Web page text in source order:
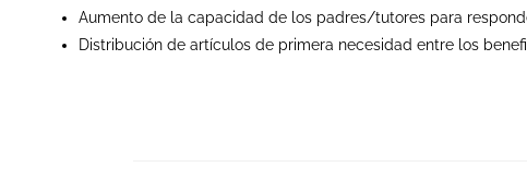
Aumento de la capacidad de los padres/tutores para
Distribución de artículos de primera necesidad entre los